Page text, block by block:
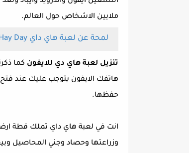
ملايين الاشخاص حول العالم.
لمحة عن لعبة هاي داي Hay Day للايفون
تنزيل لعبة هاي دي للايفون كما
هاتفك الايفون يتوجب عليك عند
حفظها.
انت في لعبة هاي داي تملك قطة
وزراعتها وحصاد وجني المحاصيل